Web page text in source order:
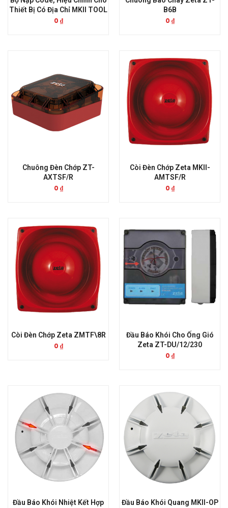
Thiết Bị Có Địa Chỉ MKII TOOL
0 ₫
B6B
0 ₫
Chuông Đèn Chớp ZT-
AXTSF/R
0 ₫
Còi Đèn Chớp Zeta MKII-
AMTSF/R
0 ₫
Còi Đèn Chớp Zeta ZMTF\8R
0 ₫
Đầu Báo Khói Cho Ống Gió
Zeta ZT-DU/12/230
0 ₫
Đầu Báo Khói Nhiệt Kết Hợp Đầu Báo Khói Quang MKII-OP